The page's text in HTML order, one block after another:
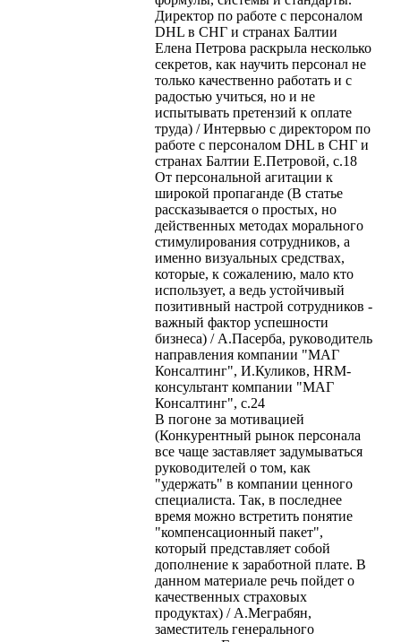
Директор по работе с персоналом
DHL в СНГ и странах Балтии
Елена Петрова раскрыла несколько
секретов, как научить персонал не
только качественно работать и с
радостью учиться, но и не
испытывать претензий к оплате
труда) / Интервью с директором по
работе с персоналом DHL в СНГ и
странах Балтии Е.Петровой, с.18
От персональной агитации к
широкой пропаганде (В статье
рассказывается о простых, но
действенных методах морального
стимулирования сотрудников, а
именно визуальных средствах,
которые, к сожалению, мало кто
использует, а ведь устойчивый
позитивный настрой сотрудников -
важный фактор успешности
бизнеса) / А.Пасерба, руководитель
направления компании "МАГ
Консалтинг", И.Куликов, HRM-
консультант компании "МАГ
Консалтинг", с.24
В погоне за мотивацией
(Конкурентный рынок персонала
все чаще заставляет задумываться
руководителей о том, как
"удержать" в компании ценного
специалиста. Так, в последнее
время можно встретить понятие
"компенсационный пакет",
который представляет собой
дополнение к заработной плате. В
данном материале речь пойдет о
качественных страховых
продуктах) / А.Меграбян,
заместитель генерального